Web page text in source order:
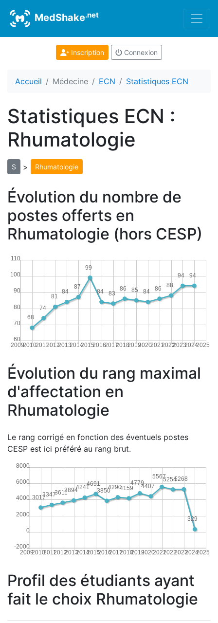
MedShake.net
Inscription Connexion
Accueil Médecine ECN Statistiques ECN
Statistiques ECN :
Rhumatologie
S > Rhumatologie
Évolution du nombre de
postes offerts en
Rhumatologie (hors CESP)
20092010201120122013201420152016201720182019202020212022202320242025
60
70
80
90
100
110
94
94
88
86
84
85
86
83
84
99
87
84
81
74
68
Évolution du rang maximal
d'affectation en
Rhumatologie
Le rang corrigé en fonction des éventuels postes
CESP est ici préféré au rang brut.
20092010201120122013201420152016201720182019202020212022202320242025
-2000
0
2000
4000
6000
8000
329
5268
5254
5567
4407
4779
4159
4290
3850
4691
4241
3894
3611
3347
3017
Profil des étudiants ayant
fait le choix Rhumatologie